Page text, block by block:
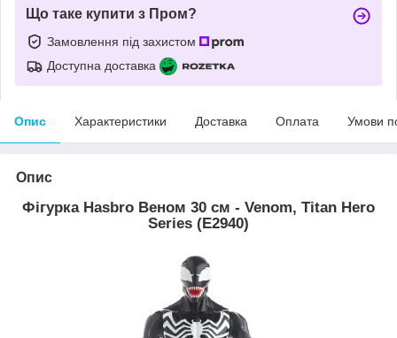
Що таке купити з Пром?
Замовлення під захистом
Доступна доставка
Опис Характеристики Доставка Оплата Умови
Опис
Фігурка Hasbro Веном 30 см - Venom, Titan Hero
Series (E2940)